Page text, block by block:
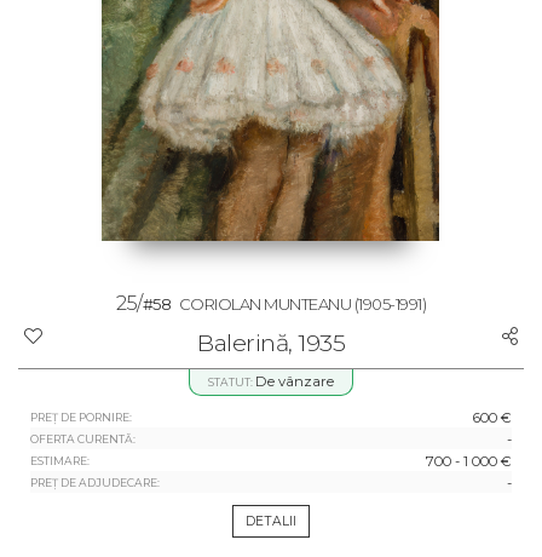
25/#58 CORIOLAN MUNTEANU (1905-1991)
Balerină, 1935
STATUT: De vânzare
PREȚ DE PORNIRE: 600 €
OFERTA CURENTĂ: -
ESTIMARE: 700 - 1 000 €
PREȚ DE ADJUDECARE: -
DETALII